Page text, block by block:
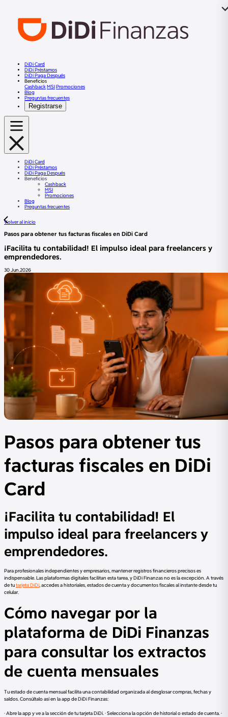
DiDi Card
DiDi Préstamos
DiDi Paga Después
Beneficios
CashbackMSIPromociones
Blog
Preguntas frecuentes
Registrarse
DiDi Card
DiDi Préstamos
DiDi Paga Después
Beneficios
Cashback
MSI
Promociones
Blog
Preguntas frecuentes
Volver al inicio
Pasos para obtener tus facturas fiscales en DiDi Card
¡Facilita tu contabilidad! El impulso ideal para freelancers y
emprendedores.
30 Jun.2026
Pasos para obtener tus
facturas fiscales en DiDi
Card
¡Facilita tu contabilidad! El
impulso ideal para freelancers y
emprendedores.
Para profesionales independientes y empresarios, mantener registros financieros precisos es
indispensable. Las plataformas digitales facilitan esta tarea, y DiDi Finanzas no es la excepción. A través
de tutarjeta DiDi, accedes a historiales, estados de cuenta y documentos fiscales al instante desde tu
celular.
Cómo navegar por la
plataforma de DiDi Finanzas
para consultar los extractos
de cuenta mensuales
Tu estado de cuenta mensual facilita una contabilidad organizada al desglosar compras, fechas y
saldos. Consúltalo así en la app de DiDi Finanzas:
· Abre la app y ve a la sección de tu tarjeta DiDi. · Selecciona la opción de historial o estado de cuenta. ·